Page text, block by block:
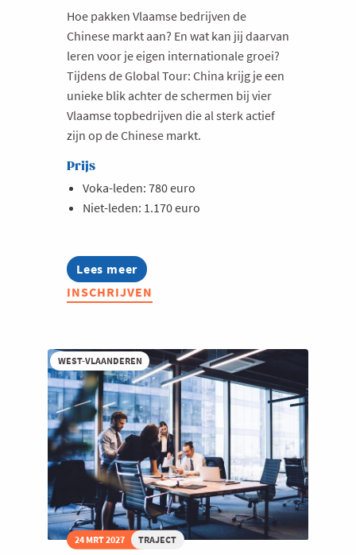
Hoe pakken Vlaamse bedrijven de
Chinese markt aan? En wat kan jij daarvan
leren voor je eigen internationale groei?
Tijdens de Global Tour: China krijg je een
unieke blik achter de schermen bij vier
Vlaamse topbedrijven die al sterk actief
zijn op de Chinese markt.
Prijs
Voka-leden: 780 euro
Niet-leden: 1.170 euro
Lees meer
about
Global
Leaders:
INSCHRIJVEN
WEST-VLAANDEREN
24 MRT 2027 TRAJECT